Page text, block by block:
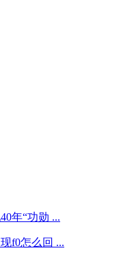
年“功勋 ...
f0怎么回 ...